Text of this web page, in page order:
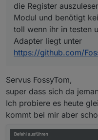
die Register
Modul und benötigt
toll wenn ihr in testen
Adapter liegt unter
https://github.com/
Servus FossyTom,
super dass sich da
Ich probiere es heute
kommt bei mir aber